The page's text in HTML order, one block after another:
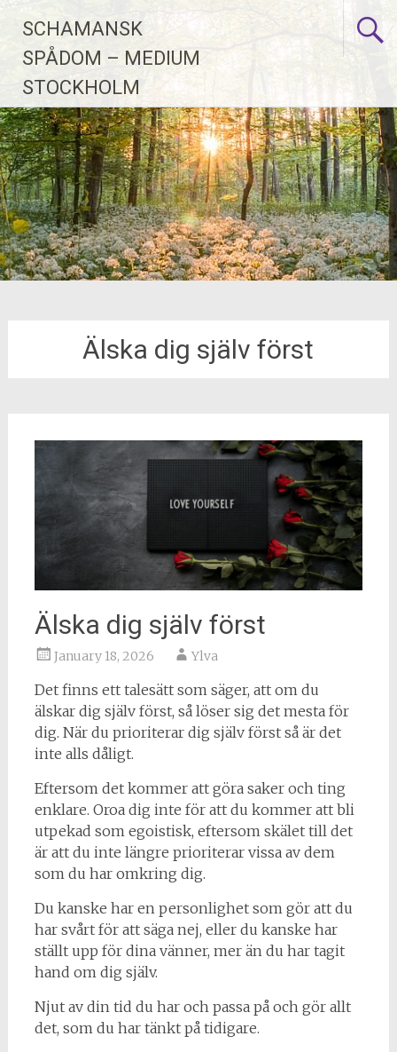
content
SCHAMANSK
SPÅDOM – MEDIUM
STOCKHOLM
Älska dig själv först
Älska dig själv först
January 18, 2026 Ylva
Det finns ett talesätt som säger, att om du
älskar dig själv först, så löser sig det mesta för
dig. När du prioriterar dig själv först så är det
inte alls dåligt.
Eftersom det kommer att göra saker och ting
enklare. Oroa dig inte för att du kommer att bli
utpekad som egoistisk, eftersom skälet till det
är att du inte längre prioriterar vissa av dem
som du har omkring dig.
Du kanske har en personlighet som gör att du
har svårt för att säga nej, eller du kanske har
ställt upp för dina vänner, mer än du har tagit
hand om dig själv.
Njut av din tid du har och passa på och gör allt
det, som du har tänkt på tidigare.